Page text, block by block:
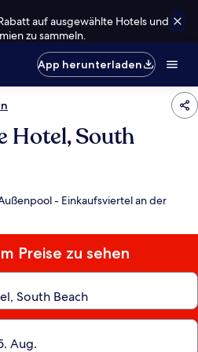
auf ausgewählte Hotels und
zu sammeln.
App herunterladen
Hotel, South
- Einkaufsviertel an der
Preise zu sehen